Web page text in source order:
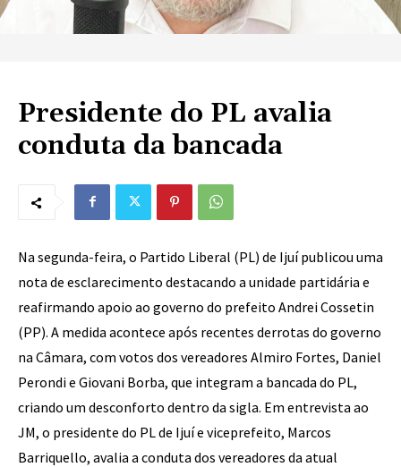
Presidente do PL avalia
conduta da bancada
Na segunda-feira, o Partido Liberal (PL) de Ijuí publicou uma
nota de esclarecimento destacando a unidade partidária e
reafirmando apoio ao governo do prefeito Andrei Cossetin
(PP). A medida acontece após recentes derrotas do governo
na Câmara, com votos dos vereadores Almiro Fortes, Daniel
Perondi e Giovani Borba, que integram a bancada do PL,
criando um desconforto dentro da sigla. Em entrevista ao
JM, o presidente do PL de Ijuí e viceprefeito, Marcos
Barriquello, avalia a conduta dos vereadores da atual